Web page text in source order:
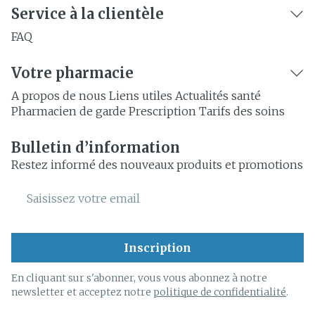
Service à la clientèle
FAQ
Votre pharmacie
A propos de nous Liens utiles Actualités santé
Pharmacien de garde Prescription Tarifs des soins
Bulletin d’information
Restez informé des nouveaux produits et promotions
Adresse mail
Inscription
En cliquant sur s'abonner, vous vous abonnez à notre
newsletter et acceptez notre politique de confidentialité.